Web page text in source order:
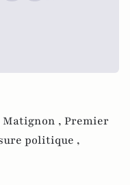
Matignon , Premier
politique ,